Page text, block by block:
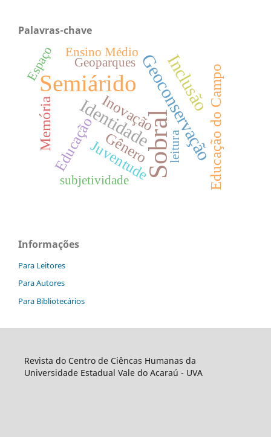
Palavras-chave
Sobral
SemiáridoGeoconservação
Inclusão
Identidade Educação do Campo
Educação Gênero
Inovação
Memória
Juventude
Geoparques
leitura
subjetividade
Espaço Ensino Médio
Informações
Para Leitores
Para Autores
Para Bibliotecários
Revista do Centro de Ciêncas Humanas da
Universidade Estadual Vale do Acaraú - UVA